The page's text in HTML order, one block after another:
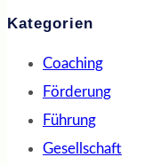
Kategorien
Coaching
Förderung
Führung
Gesellschaft